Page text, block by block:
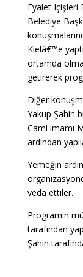
Eyalet Içişleri
Belediye
Kielâ€™e
ortamda
getirerek
Diğer
Yakup Şahin
Cami imamı
ardından
Yemeğin
veda ettiler.
Programın
tarafından
Şahin